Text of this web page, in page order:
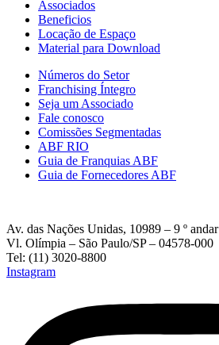
Associados
Beneficios
Locação de Espaço
Material para Download
Números do Setor
Franchising Íntegro
Seja um Associado
Fale conosco
Comissões Segmentadas
ABF RIO
Guia de Franquias ABF
Guia de Fornecedores ABF
Av. das Nações Unidas, 10989 – 9 º andar
Vl. Olímpia – São Paulo/SP – 04578-000
Tel: (11) 3020-8800
Instagram